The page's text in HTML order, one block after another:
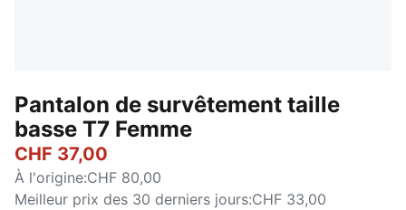
Pantalon de survêtement taille
basse T7 Femme
CHF 37,00
À l'origine:CHF 80,00
Meilleur prix des 30 derniers jours:CHF 33,00